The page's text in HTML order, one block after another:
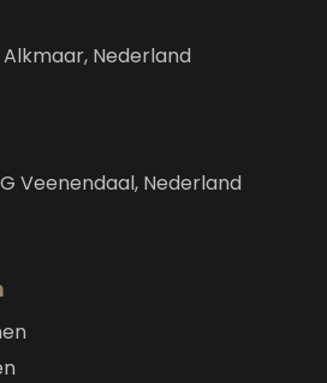
Alkmaar, Nederland
Veenendaal, Nederland